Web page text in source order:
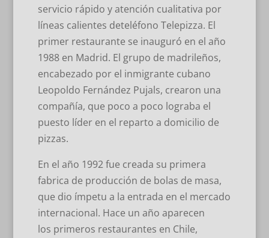
servicio rápido y atención cualitativa por
líneas calientes deteléfono Telepizza. El
primer restaurante se inauguró en el año
1988 en Madrid. El grupo de madrileños,
encabezado por el inmigrante cubano
Leopoldo Fernández Pujals, crearon una
compañía, que poco a poco lograba el
puesto líder en el reparto a domicilio de
pizzas.
En el año 1992 fue creada su primera
fabrica de producción de bolas de masa,
que dio ímpetu a la entrada en el mercado
internacional. Hace un año aparecen
los primeros restaurantes en Chile,